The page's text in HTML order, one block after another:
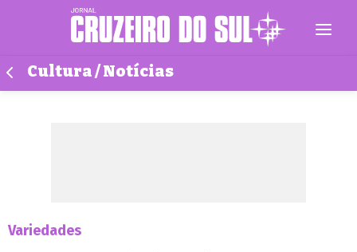
Cultura / Notícias
Variedades